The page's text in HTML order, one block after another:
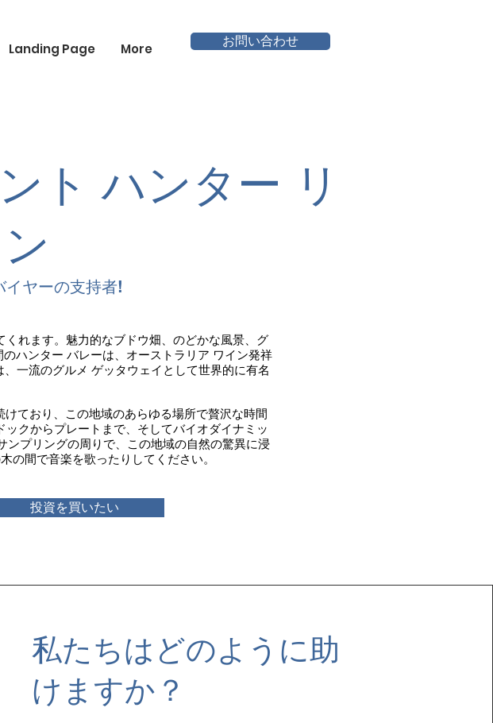
Landing Page More お問い合わせ
ト ハンター リ
イヤーの支持者!
れます。魅力的なブドウ畑、のどかな風景、グ
ハンター バレーは、オーストラリア ワイン発祥
一流のグルメ ゲッタウェイとして世界的に有名
ており、この地域のあらゆる場所で贅沢な時間
クからプレートまで、そしてバイオダイナミッ
プリングの周りで、この地域の自然の驚異に浸
の間で音楽を歌ったりしてください。
投資を買いたい
私たちはどのように助
けますか？